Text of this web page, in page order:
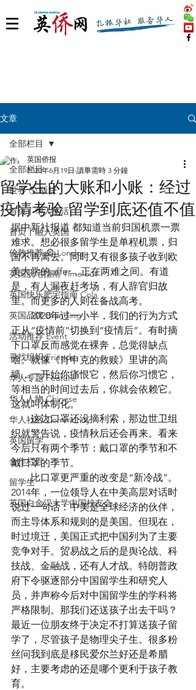
文章
全部栏目
世界 🌎 版块
首页丨华人生活
首页丨融入英国
伦敦推荐 🎡 London
英国脱宅指南 Time out
英国快乐肥宅指南 Cola
英国品牌 Branding
活动推荐 Event
寻找组织 Friends
华人专题 Feature
华人人物 Chinese
华人社区 Community
英国留学
合作栏目
留学生
英国白金汉大学中国校友会
全部栏目
留学生的大账和小账：经过
疫情考验 留学到底还值不值
英国侨报
2020年6月19日 讀畢需時 3 分鐘
据中新社报道 都知道当前归国机票一票
难求。想必很多留学生是单程机票，归
国不再离去。同时又有很多孩子收到欧
美大学的offer，正在两难之间。有道
是，有人漏夜赶考场，有人辞官归故
里。而更多的人则在备战高考。
2020年过一小半，我们的行为方式
正从“疫情前”切换到“疫情后”。有时摘
下口罩反而感觉在裸奔，总觉得缺点
啥。就像《肖申克的救赎》里讲的高
墙，一开始你痛恨它，然后你习惯它，
等相当的时间过去后，你就会依赖它。
这就叫体制化。
这边口罩还没摘利索，那边世卫组
织就警告说，疫情秋后还会再来。看来
今后只有两个季节：戴口罩的季节和不
戴口罩的季节。
比口罩更严重的改变是“新冷战”。
2014年，一位领导人在中美高层对话时
说过一句话：中美是全球经济的伙伴，
而主导体系和规则的是美国。但现在，
时过境迁，美国正式把中国列为了主要
竞争对手。贸易战之后的是舆论战、科
技战、金融战，还有人才战。特朗普政
府下令驱逐部分中国留学生和研究人
员，并声称今后对中国留学生的学科将
严格限制。那我们还送孩子出去干吗？
最近一位朋友终于决定不打算送孩子留
学了，尽管孩子是物理尖子生。很多粉
丝问我到底是移民爱尔兰好还是希腊
好，主要考虑的还是哪个更利于孩子教
育。